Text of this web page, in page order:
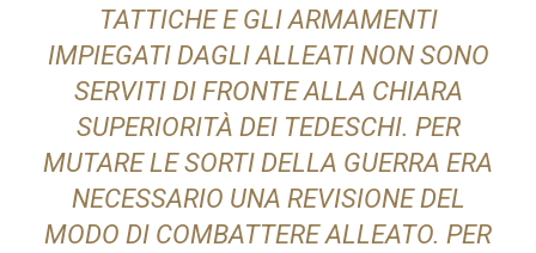
TATTICHE E GLI ARMAMENTI
IMPIEGATI DAGLI ALLEATI NON SONO
SERVITI DI FRONTE ALLA CHIARA
SUPERIORITÀ DEI TEDESCHI. PER
MUTARE LE SORTI DELLA GUERRA ERA
NECESSARIO UNA REVISIONE DEL
MODO DI COMBATTERE ALLEATO. PER